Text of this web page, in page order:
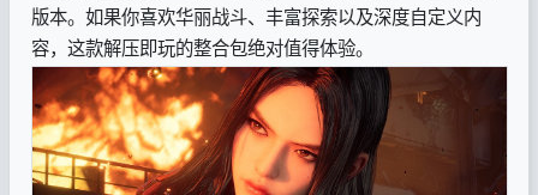
版本。如果你喜欢华丽战斗、丰富探索以及深度自定义内
容，这款解压即玩的整合包绝对值得体验。